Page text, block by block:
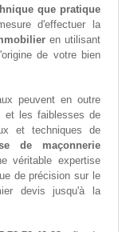
que pratique
d'effectuer la
en utilisant
de votre bien
peuvent en outre
et les faiblesses de
et techniques de
de maçonnerie
véritable expertise
de précision sur le
devis jusqu'à la